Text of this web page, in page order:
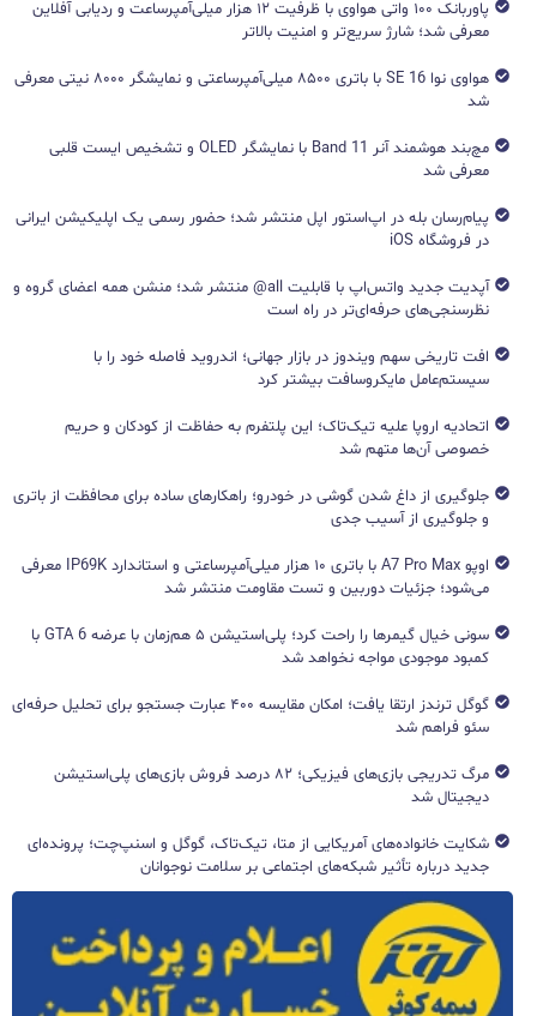
پاوربانک ۱۰۰ واتی هواوی با ظرفیت ۱۲ هزار میلی‌آمپرساعت و ردیابی آفلاین
معرفی شد؛ شارژ سریع‌تر و امنیت بالاتر
هواوی نوا 16 SE با باتری ۸۵۰۰ میلی‌آمپرساعتی و نمایشگر ۸۰۰۰ نیتی معرفی
شد
مچ‌بند هوشمند آنر Band 11 با نمایشگر OLED و تشخیص ایست قلبی
معرفی شد
پیام‌رسان بله در اپ‌استور اپل منتشر شد؛ حضور رسمی یک اپلیکیشن ایرانی
در فروشگاه iOS
آپدیت جدید واتس‌اپ با قابلیت all@ منتشر شد؛ منشن همه اعضای گروه و
نظرسنجی‌های حرفه‌ای‌تر در راه است
افت تاریخی سهم ویندوز در بازار جهانی؛ اندروید فاصله خود را با
سیستم‌عامل مایکروسافت بیشتر کرد
اتحادیه اروپا علیه تیک‌تاک؛ این پلتفرم به حفاظت از کودکان و حریم
خصوصی آن‌ها متهم شد
جلوگیری از داغ شدن گوشی در خودرو؛ راهکارهای ساده برای محافظت از باتری
و جلوگیری از آسیب جدی
اوپو A7 Pro Max با باتری ۱۰ هزار میلی‌آمپرساعتی و استاندارد IP69K معرفی
می‌شود؛ جزئیات دوربین و تست مقاومت منتشر شد
سونی خیال گیمرها را راحت کرد؛ پلی‌استیشن ۵ هم‌زمان با عرضه GTA 6 با
کمبود موجودی مواجه نخواهد شد
گوگل ترندز ارتقا یافت؛ امکان مقایسه ۴۰۰ عبارت جستجو برای تحلیل حرفه‌ای
سئو فراهم شد
مرگ تدریجی بازی‌های فیزیکی؛ ۸۲ درصد فروش بازی‌های پلی‌استیشن
دیجیتال شد
شکایت خانواده‌های آمریکایی از متا، تیک‌تاک، گوگل و اسنپ‌چت؛ پرونده‌ای
جدید درباره تأثیر شبکه‌های اجتماعی بر سلامت نوجوانان